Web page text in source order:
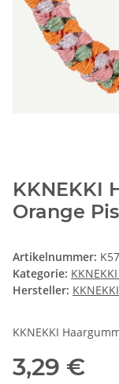
KKNEKKI
Orange
Artikelnummer:
Kategorie:
Hersteller: KKNEKKI
KKNEKKI
3,29 €